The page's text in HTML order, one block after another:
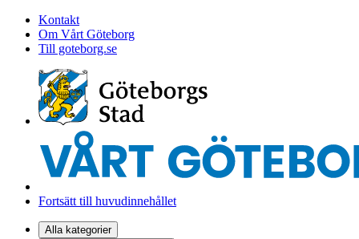
Kontakt
Om Vårt Göteborg
Till goteborg.se
Fortsätt till huvudinnehållet
Alla kategorier